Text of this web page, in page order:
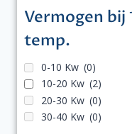
Vermogen bij
temp.
0-10 Kw (0)
10-20 Kw (2)
20-30 Kw (0)
30-40 Kw (0)